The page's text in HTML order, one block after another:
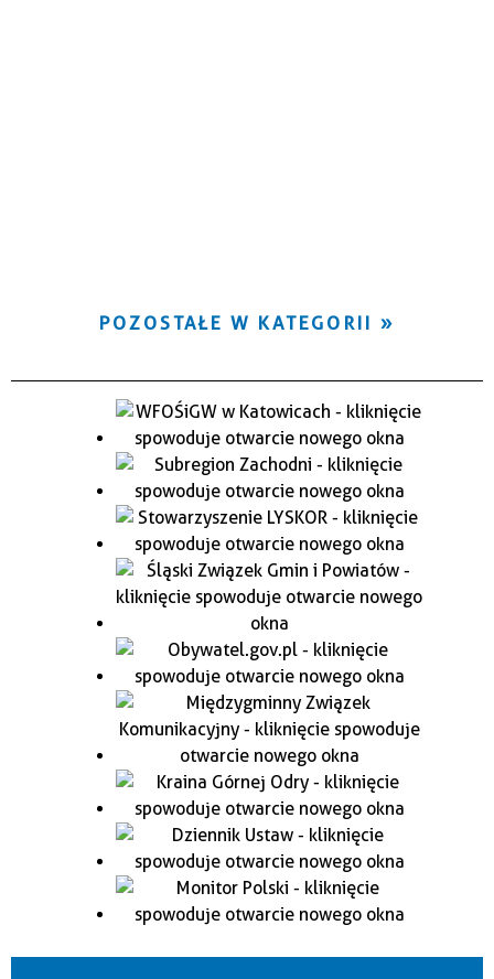
POZOSTAŁE W KATEGORII